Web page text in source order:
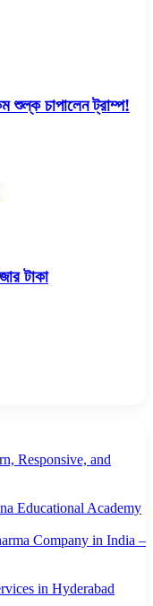
শুল্ক চাপালেন ট্রাম্প!
টাকা
Responsive, and
Educational Academy
Company in India –
in Hyderabad